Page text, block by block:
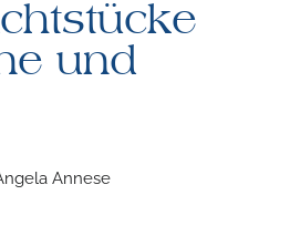
und
Annese